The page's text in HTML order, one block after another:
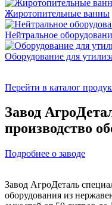
Жиротопительные ванны
Нейтральное
Оборудование для
Перейти в каталог
Завод
производство
Подробнее о заводе
Завод АгроДеталь
оборудования из